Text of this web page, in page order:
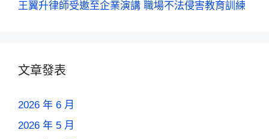
王翼升律師受邀至企業演講 職場不法侵害教育訓練
文章發表
2026 年 6 月
2026 年 5 月